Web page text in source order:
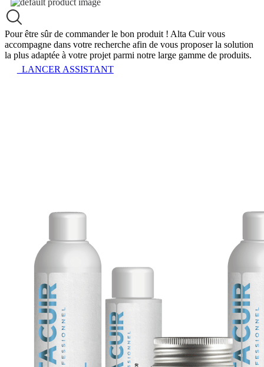
Pour être sûr de commander le bon produit ! Alta Cuir vous
accompagne dans votre recherche afin de vous proposer la solution
la plus adaptée à votre projet parmi notre large gamme de produits.
LANCER ASSISTANT